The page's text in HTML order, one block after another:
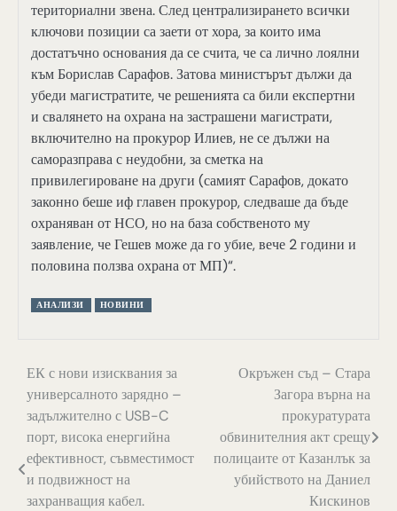
териториални звена. След централизирането всички
ключови позиции са заети от хора, за които има
достатъчно основания да се счита, че са лично лоялни
към Борислав Сарафов. Затова министърът дължи да
убеди магистратите, че решенията са били експертни
и свалянето на охрана на застрашени магистрати,
включително на прокурор Илиев, не се дължи на
саморазправа с неудобни, за сметка на
привилегироване на други (самият Сарафов, докато
законно беше иф главен прокурор, следваше да бъде
охраняван от НСО, но на база собственото му
заявление, че Гешев може да го убие, вече 2 години и
половина ползва охрана от МП)“.
АНАЛИЗИ НОВИНИ
Навигация
ЕК с нови изисквания за
универсалното зарядно –
задължително с USB-C
порт, висока енергийна
ефективност, съвместимост
и подвижност на
захранващия кабел.
Окръжен съд – Стара
Загора върна на
прокуратурата
обвинителния акт срещу
полицаите от Казанлък за
убийството на Даниел
Кискинов